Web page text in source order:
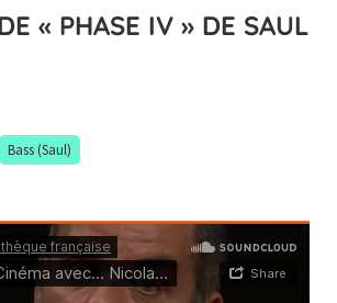
« PHASE IV » DE SAUL
Bass (Saul)